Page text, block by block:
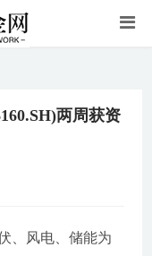
两周获资
、风电、储能为